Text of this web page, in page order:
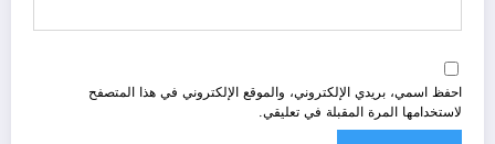
احفظ اسمي، بريدي الإلكتروني، والموقع الإلكتروني في هذا المتصفح
لاستخدامها المرة المقبلة في تعليقي.